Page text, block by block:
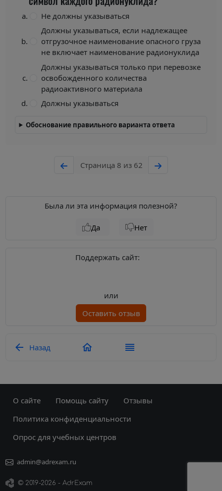
Не должны указываться
Должны указываться, если надлежащее
отгрузочное наименование опасного груза
не включает наименование радионуклида
Должны указываться только при перевозке
освобожденного количества
радиоактивного материала
Должны указываться
Обоснование правильного варианта ответа
Страница 8 из 62
Была ли эта информация полезной?
Да Нет
Поддержать сайт:
или
Оставить отзыв
Назад
О сайте Помощь сайту
Отзывы
Политика конфиденциальности
Опрос для учебных центров
© 2019-2026 - AdrExam
admin@adrexam.ru